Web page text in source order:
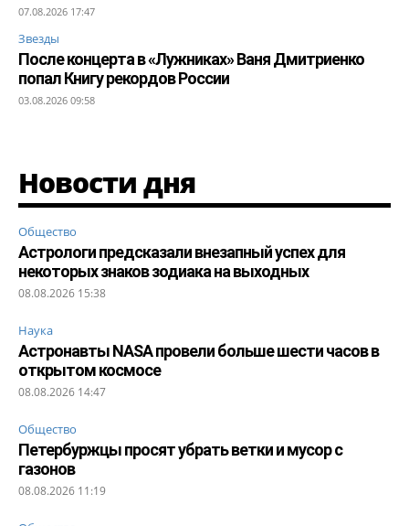
07.08.2026 17:47
Звезды
После концерта в «Лужниках» Ваня Дмитриенко
попал Книгу рекордов России
03.08.2026 09:58
Новости дня
Общество
Астрологи предсказали внезапный успех для
некоторых знаков зодиака на выходных
08.08.2026 15:38
Наука
Астронавты NASA провели больше шести часов в
открытом космосе
08.08.2026 14:47
Общество
Петербуржцы просят убрать ветки и мусор с
газонов
08.08.2026 11:19